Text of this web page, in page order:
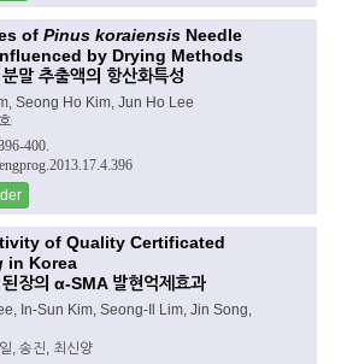
of Pinus koraiensis Needle
by Drying Methods
말 추출액의 항산화특성
Seong Ho Kim, Jun Ho Lee
400.
of Quality Certificated
in Korea
장의 α-SMA 발현억제효과
In-Sun Kim, Seong-Il Lim, Jin Song,
, 송진, 최신양